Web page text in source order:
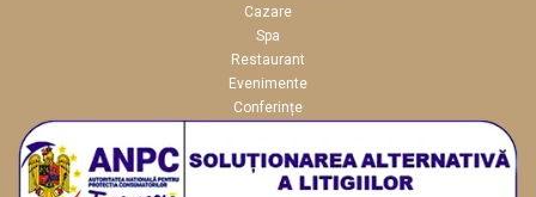
Cazare
Spa
Restaurant
Evenimente
Conferințe